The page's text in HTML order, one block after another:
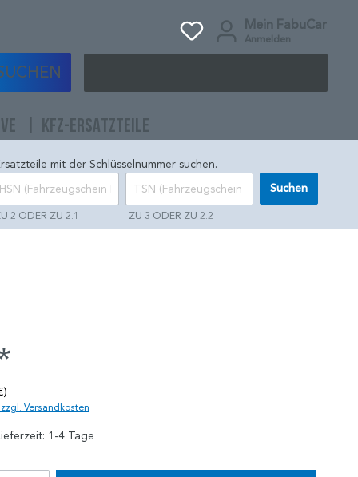
Mein FabuCar
Anmelden
KFZ-ERSATZTEILE
mit der Schlüsselnummer suchen.
2 ODER ZU 2.1 ZU 3 ODER ZU 2.2
Suchen
Versandkosten
1-4 Tage